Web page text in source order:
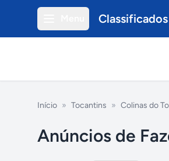
Início » Tocantins » Colinas do
Anúncios de